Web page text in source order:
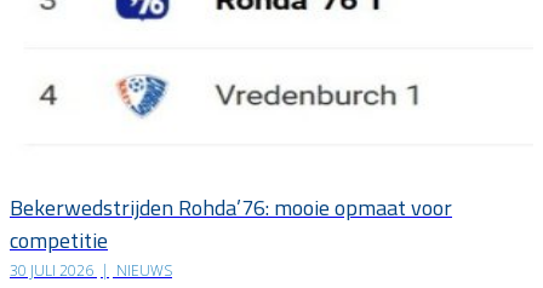
Bekerwedstrijden Rohda’76: mooie opmaat voor
competitie
30 JULI 2026 | NIEUWS